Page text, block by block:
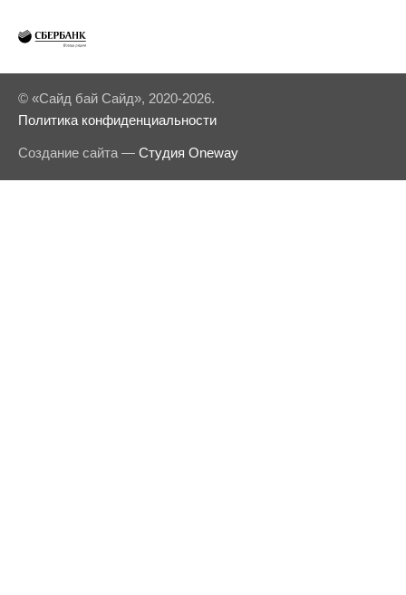
© «Сайд бай Сайд», 2020-2026.
Политика конфиденциальности
Создание сайта — Студия Oneway